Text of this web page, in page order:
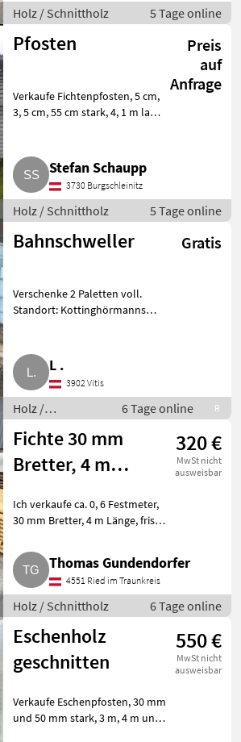
Aufpreis mögl
Holz / Schnittholz 5 Tage online
Pfosten
Preis
auf
Anfrage
Verkaufe Fichtenpfosten, 5 cm,
3, 5 cm, 55 cm stark, 4, 1 m lang.
Stefan Schaupp
3730 Burgschleinitz
Holz / Schnittholz 5 Tage online
Bahnschweller Gratis
Verschenke 2 Paletten voll.
Standort: Kottinghörmanns
L .
3902 Vitis
Holz /
Schnittholz
6 Tage online R
Fichte 30 mm
Bretter, 4 m
320 €
MwSt nicht
ausweisbar
Ich verkaufe ca. 0, 6 Festmeter,
30 mm Bretter, 4 m Länge, frisch
Breiten zwischen 7 cm und 18
cm. Nur Selbstabholer.
Privatverkauf, daher k
Thomas Gundendorfer
4551 Ried im Traunkreis
Holz / Schnittholz 6 Tage online
Eschenholz
geschnitten
550 €
MwSt nicht
ausweisbar
Verkaufe Eschenpfosten, 30 mm
und 50 mm stark, 3 m, 4 m und